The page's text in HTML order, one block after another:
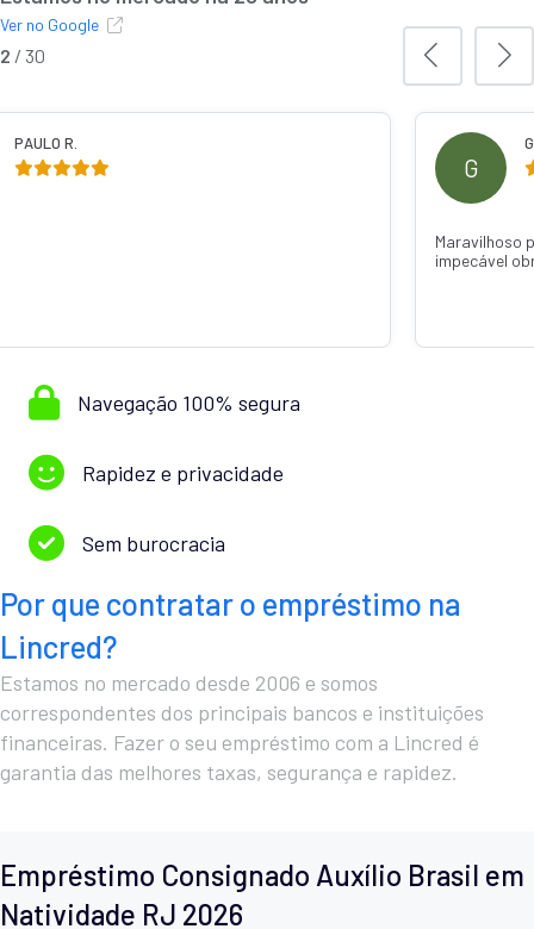
Ver no Google
PAULO R.
G
Maravilhoso
impecável
2 / 30
Navegação 100% segura
Rapidez e privacidade
Sem burocracia
Por que contratar o empréstimo na
Lincred?
Estamos no mercado desde 2006 e somos
correspondentes dos principais bancos e instituições
financeiras. Fazer o seu empréstimo com a Lincred é
garantia das melhores taxas, segurança e rapidez.
Empréstimo Consignado Auxílio Brasil em
Natividade RJ 2026